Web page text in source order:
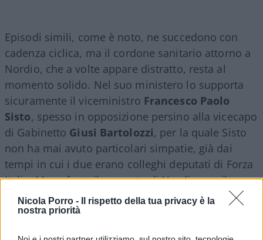
Nicola Porro -
Il rispetto della tua privacy è la
nostra priorità
Episodi simili, come è noto, ne succedono con
cadenza ciclica, ma il cordone sanitario attorno a
Nordio, che a volte appare distratto, resta al
momento solido. Nel suo ministero lo supporta
sicuramente il viceministro Francesco Paolo
Sisto, spesso in opposizione persino alla vicecapo
di Gabinetto Giusi Bartolozzi, per la quale Sisto
non ha mai avuto particolari simpatie, già dai
tempi in cui i due erano colleghi deputati di Forza
Italia. Meno forte il rapporto di Nordio con il
sottosegretarioAndrea Delmastro Delle Vedove
che sinora, più che sostegno, all’azione del